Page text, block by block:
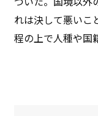
れは決して悪いこ
程の上で人種や国